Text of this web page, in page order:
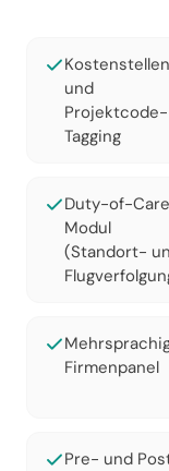
und
Projektcode-
Tagging
Duty-of-
Modul
(Standort-
Firmenpanel
Pre- und